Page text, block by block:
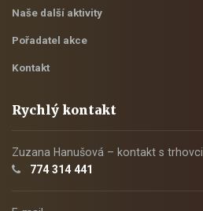
Naše další aktivity
Pořadatel akce
Kontakt
Rychlý kontakt
Zuzana Hanušová – kontakt s trhovci
774 314 441